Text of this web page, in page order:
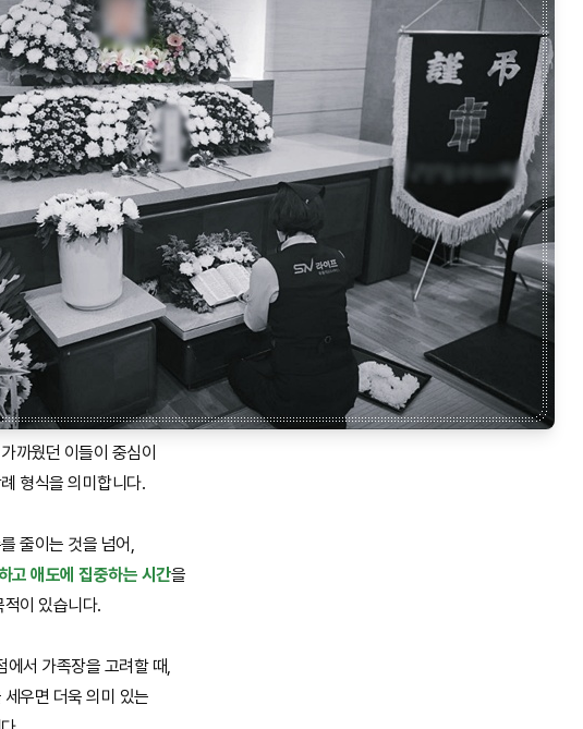
까웠던 이들이 중심이
형식을 의미합니다.
줄이는 것을 넘어,
고 애도에 집중하는 시간을
이 있습니다.
에서 가족장을 고려할 때,
우면 더욱 의미 있는